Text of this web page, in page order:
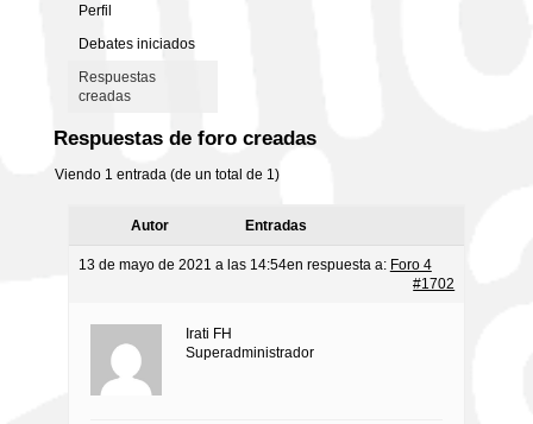
Perfil
Debates iniciados
Respuestas
creadas
Respuestas de foro creadas
Viendo 1 entrada (de un total de 1)
Autor Entradas
13 de mayo de 2021 a las 14:54en respuesta a: Foro 4
#1702
Irati FH
Superadministrador